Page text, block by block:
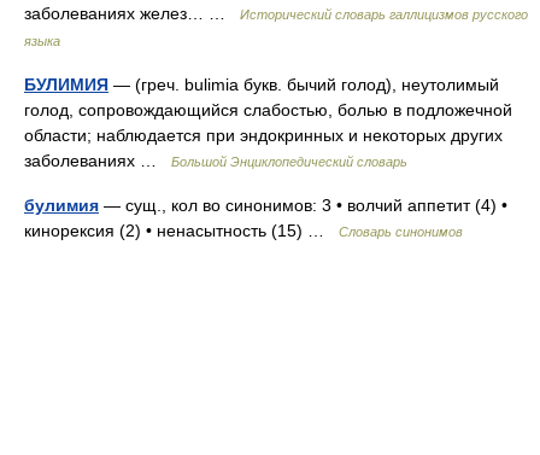
заболеваниях желез… …
Исторический словарь галлицизмов русского
языка
БУЛИМИЯ — (греч. bulimia букв. бычий голод), неутолимый
голод, сопровождающийся слабостью, болью в подложечной
области; наблюдается при эндокринных и некоторых других
заболеваниях …
Большой Энциклопедический словарь
булимия — сущ., кол во синонимов: 3 • волчий аппетит (4) •
кинорексия (2) • ненасытность (15) …
Словарь синонимов